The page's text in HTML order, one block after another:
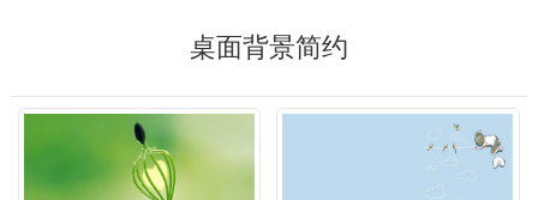
桌面背景简约